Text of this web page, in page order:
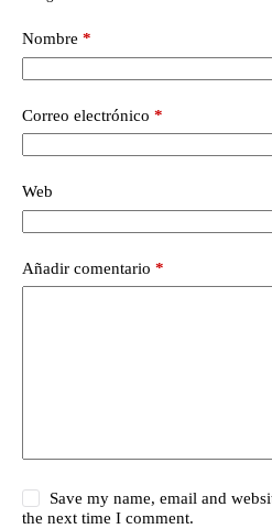
Nombre *
Correo electrónico *
Web
Añadir comentario *
Save my name, email and
the next time I comment.